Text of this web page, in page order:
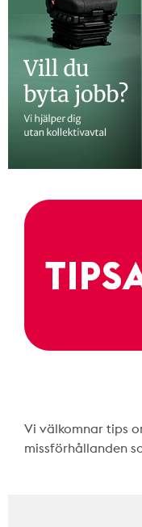
Vi välkomnar tips
missförhållanden